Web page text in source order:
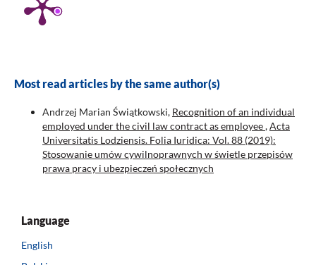
Most read articles by the same author(s)
Andrzej Marian Świątkowski, Recognition of an individual
employed under the civil law contract as employee,Acta
Universitatis Lodziensis. Folia Iuridica: Vol. 88 (2019):
Stosowanie umów cywilnoprawnych w świetle przepisów
prawa pracy i ubezpieczeń społecznych
Language
English